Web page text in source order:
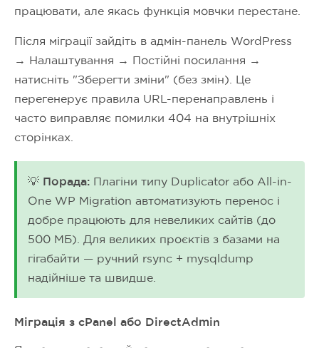
працювати, але якась функція мовчки перестане.
Після міграції зайдіть в адмін-панель WordPress
→ Налаштування → Постійні посилання →
натисніть "Зберегти зміни" (без змін). Це
перегенерує правила URL-перенаправлень і
часто виправляє помилки 404 на внутрішніх
сторінках.
💡 Порада: Плагіни типу Duplicator або All-in-
One WP Migration автоматизують перенос і
добре працюють для невеликих сайтів (до
500 МБ). Для великих проєктів з базами на
гігабайти — ручний rsync + mysqldump
надійніше та швидше.
Міграція з cPanel або DirectAdmin